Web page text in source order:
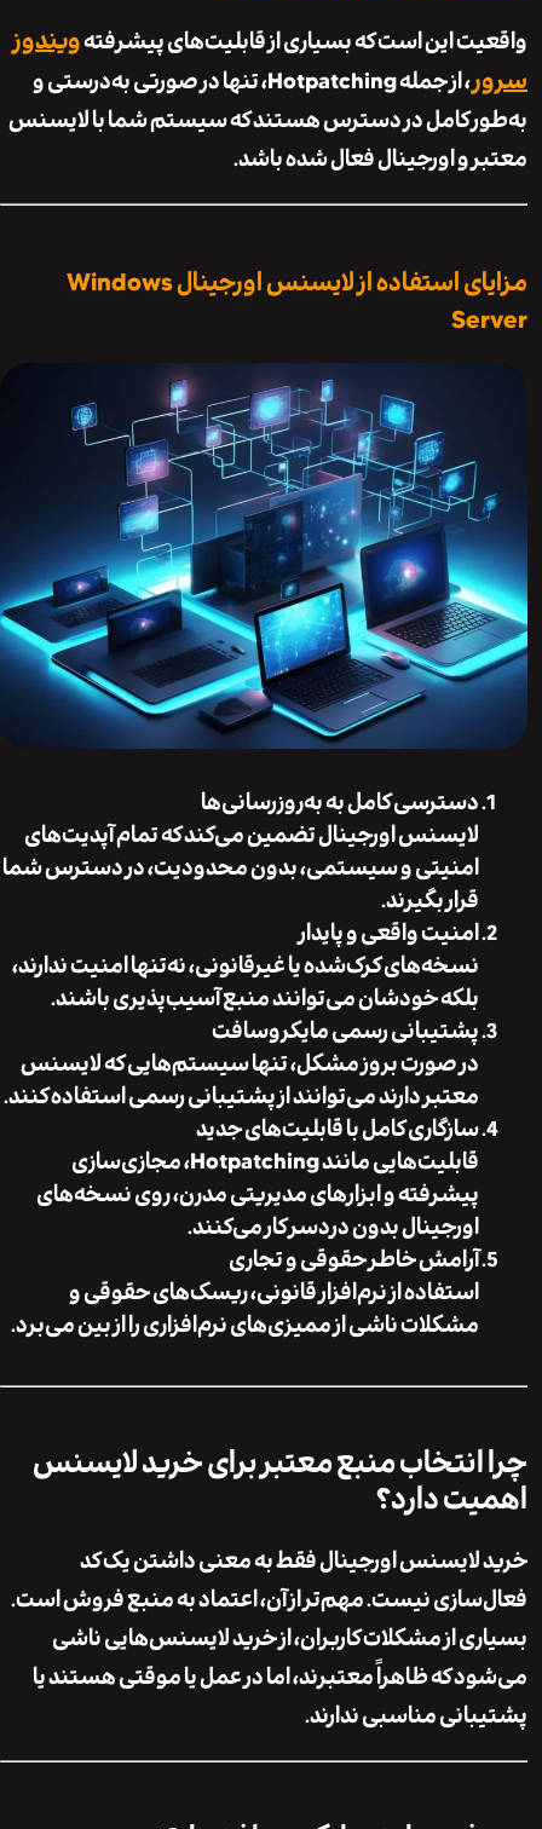
این است که بسیاری از قابلیت‌های پیشرفتهویندوز
، از جمله Hotpatching، تنها در صورتی به‌درستی و
کامل در دسترس هستند که سیستم شما با لایسنس
و اورجینال فعال شده باشد.
مزایای استفاده از لایسنس اورجینال Windows
دسترسی کامل به به‌روزرسانی‌ها
لایسنس اورجینال تضمین می‌کند که تمام آپدیت‌های
امنیتی و سیستمی، بدون محدودیت، در دسترس شما
قرار بگیرند.
امنیت واقعی و پایدار
نسخه‌های کرک‌شده یا غیرقانونی، نه‌تنها امنیت ندارند،
بلکه خودشان می‌توانند منبع آسیب‌پذیری باشند.
پشتیبانی رسمی مایکروسافت
در صورت بروز مشکل، تنها سیستم‌هایی که لایسنس
معتبر دارند می‌توانند از پشتیبانی رسمی استفاده کنند.
سازگاری کامل با قابلیت‌های جدید
قابلیت‌هایی مانند Hotpatching، مجازی‌سازی
پیشرفته و ابزارهای مدیریتی مدرن، روی نسخه‌های
اورجینال بدون دردسر کار می‌کنند.
آرامش خاطر حقوقی و تجاری
استفاده از نرم‌افزار قانونی، ریسک‌های حقوقی و
مشکلات ناشی از ممیزی‌های نرم‌افزاری را از بین می‌برد.
منبع معتبر برای خرید لایسنس
دارد؟
اورجینال فقط به معنی داشتن یک کد
نیست. مهم‌تر از آن،اعتماد به منبع فروشاست.
از مشکلات کاربران، از خرید لایسنس‌هایی ناشی
که ظاهراً معتبرند، اما در عمل یا موقتی هستند یا
مناسبی ندارند.